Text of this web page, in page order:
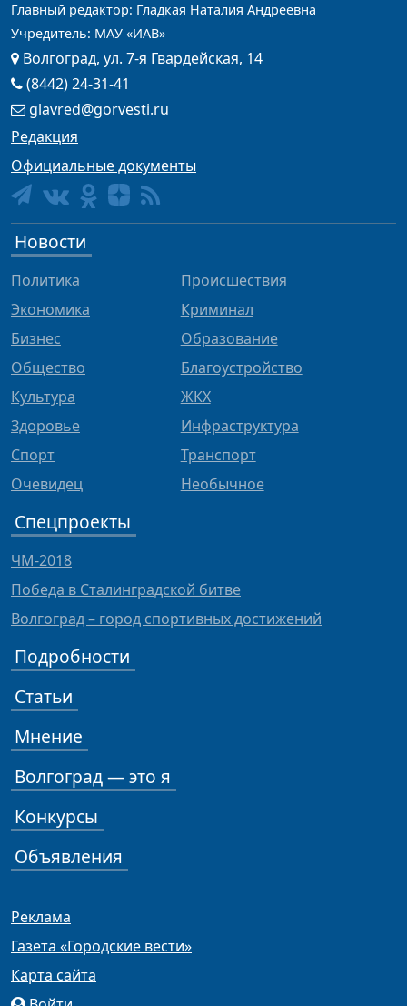
Главный редактор: Гладкая Наталия Андреевна
Учредитель: МАУ «ИАВ»
Волгоград, ул. 7-я Гвардейская, 14
(8442) 24-31-41
glavred@gorvesti.ru
Редакция
Официальные документы
Новости
Политика
Экономика
Бизнес
Общество
Культура
Здоровье
Спорт
Очевидец
Происшествия
Криминал
Образование
Благоустройство
ЖКХ
Инфраструктура
Транспорт
Необычное
Спецпроекты
ЧМ-2018
Победа в Сталинградской битве
Волгоград – город спортивных достижений
Подробности
Статьи
Мнение
Волгоград — это я
Конкурсы
Объявления
Реклама
Газета «Городские вести»
Карта сайта